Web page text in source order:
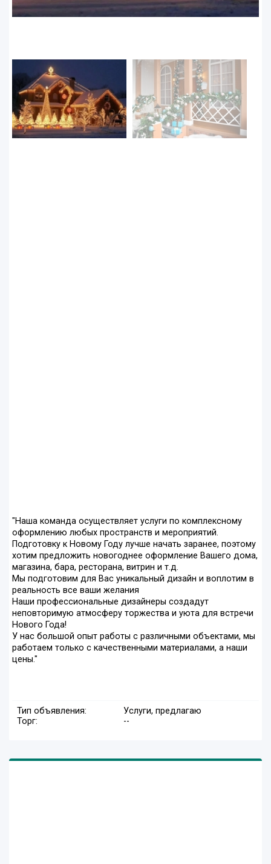
"Наша команда осуществляет услуги по комплексному
оформлению любых пространств и мероприятий.
Подготовку к Новому Году лучше начать заранее, поэтому
хотим предложить новогоднее оформление Вашего дома,
магазина, бара, ресторана, витрин и т.д.
Мы подготовим для Вас уникальный дизайн и воплотим в
реальность все ваши желания
Наши профессиональные дизайнеры создадут
неповторимую атмосферу торжества и уюта для встречи
Нового Года!
У нас большой опыт работы с различными объектами, мы
работаем только с качественными материалами, а наши
цены."
Тип объявления:
Услуги, предлагаю
Торг:
--